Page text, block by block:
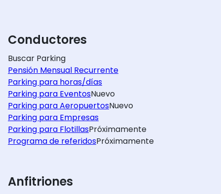
Conductores
Buscar Parking
Pensión Mensual Recurrente
Parking para horas/días
Parking para EventosNuevo
Parking para AeropuertosNuevo
Parking para Empresas
Parking para FlotillasPróximamente
Programa de referidosPróximamente
Anfitriones